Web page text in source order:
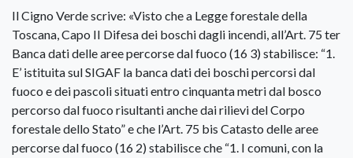
Il Cigno Verde scrive: «Visto che a Legge forestale della
Toscana, Capo II Difesa dei boschi dagli incendi, all’Art. 75 ter
Banca dati delle aree percorse dal fuoco (16 3) stabilisce: “1.
E’ istituita sul SIGAF la banca dati dei boschi percorsi dal
fuoco e dei pascoli situati entro cinquanta metri dal bosco
percorso dal fuoco risultanti anche dai rilievi del Corpo
forestale dello Stato” e che l’Art. 75 bis Catasto delle aree
percorse dal fuoco (16 2) stabilisce che “1. I comuni, con la